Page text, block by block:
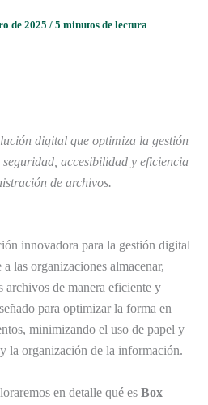
de 2025 / 5 minutos de lectura
digital que optimiza la gestión
accesibilidad y eficiencia
de archivos.
innovadora para la gestión digital
las organizaciones almacenar,
archivos de manera eficiente y
para optimizar la forma en
minimizando el uso de papel y
la organización de la información.
en detalle qué es Box